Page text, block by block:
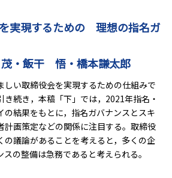
実現するための 理想の指名ガ
茂・飯干 悟・橋本謙太郎
しい取締役会を実現するための仕組みで
き続き，本稿「下」では，2021年指名・
の結果をもとに，指名ガバナンスとスキ
計画策定などの関係に注目する。取締役
の議論があることを考えると，多くの企
の整備は急務であると考えられる。